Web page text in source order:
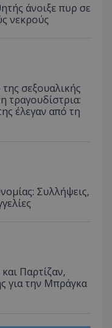
άνοιξε πυρ σε
νεκρούς
σεξουαλικής
τραγουδίστρια:
έλεγαν από τη
Συλλήψεις,
Παρτίζαν,
για την Μπράγκα